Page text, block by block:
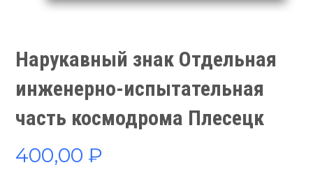
Нарукавный знак Отдельная
инженерно-испытательная
часть космодрома Плесецк
400,00₽